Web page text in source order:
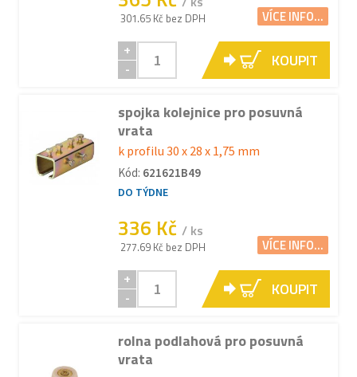
301.65 Kč bez DPH VÍCE INFO...
+
-
KOUPIT
spojka kolejnice pro posuvná
vrata
k profilu 30 x 28 x 1,75 mm
Kód: 621621B49
DO TÝDNE
336 Kč / ks
277.69 Kč bez DPH VÍCE INFO...
+
-
KOUPIT
rolna podlahová pro posuvná
vrata